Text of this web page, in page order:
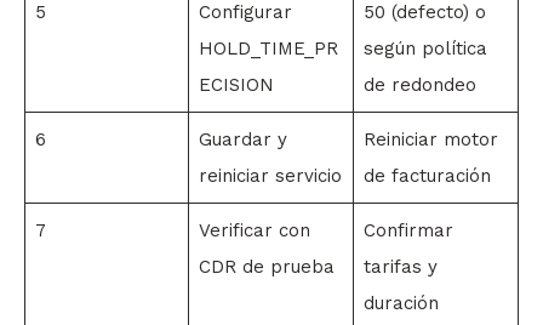
5
Configurar
HOLD_TIME_PR
ECISION
50 (defecto) o
según política
de redondeo
6
Guardar y
reiniciar servicio
Reiniciar motor
de facturación
7
Verificar con
CDR de prueba
Confirmar
tarifas y
duración